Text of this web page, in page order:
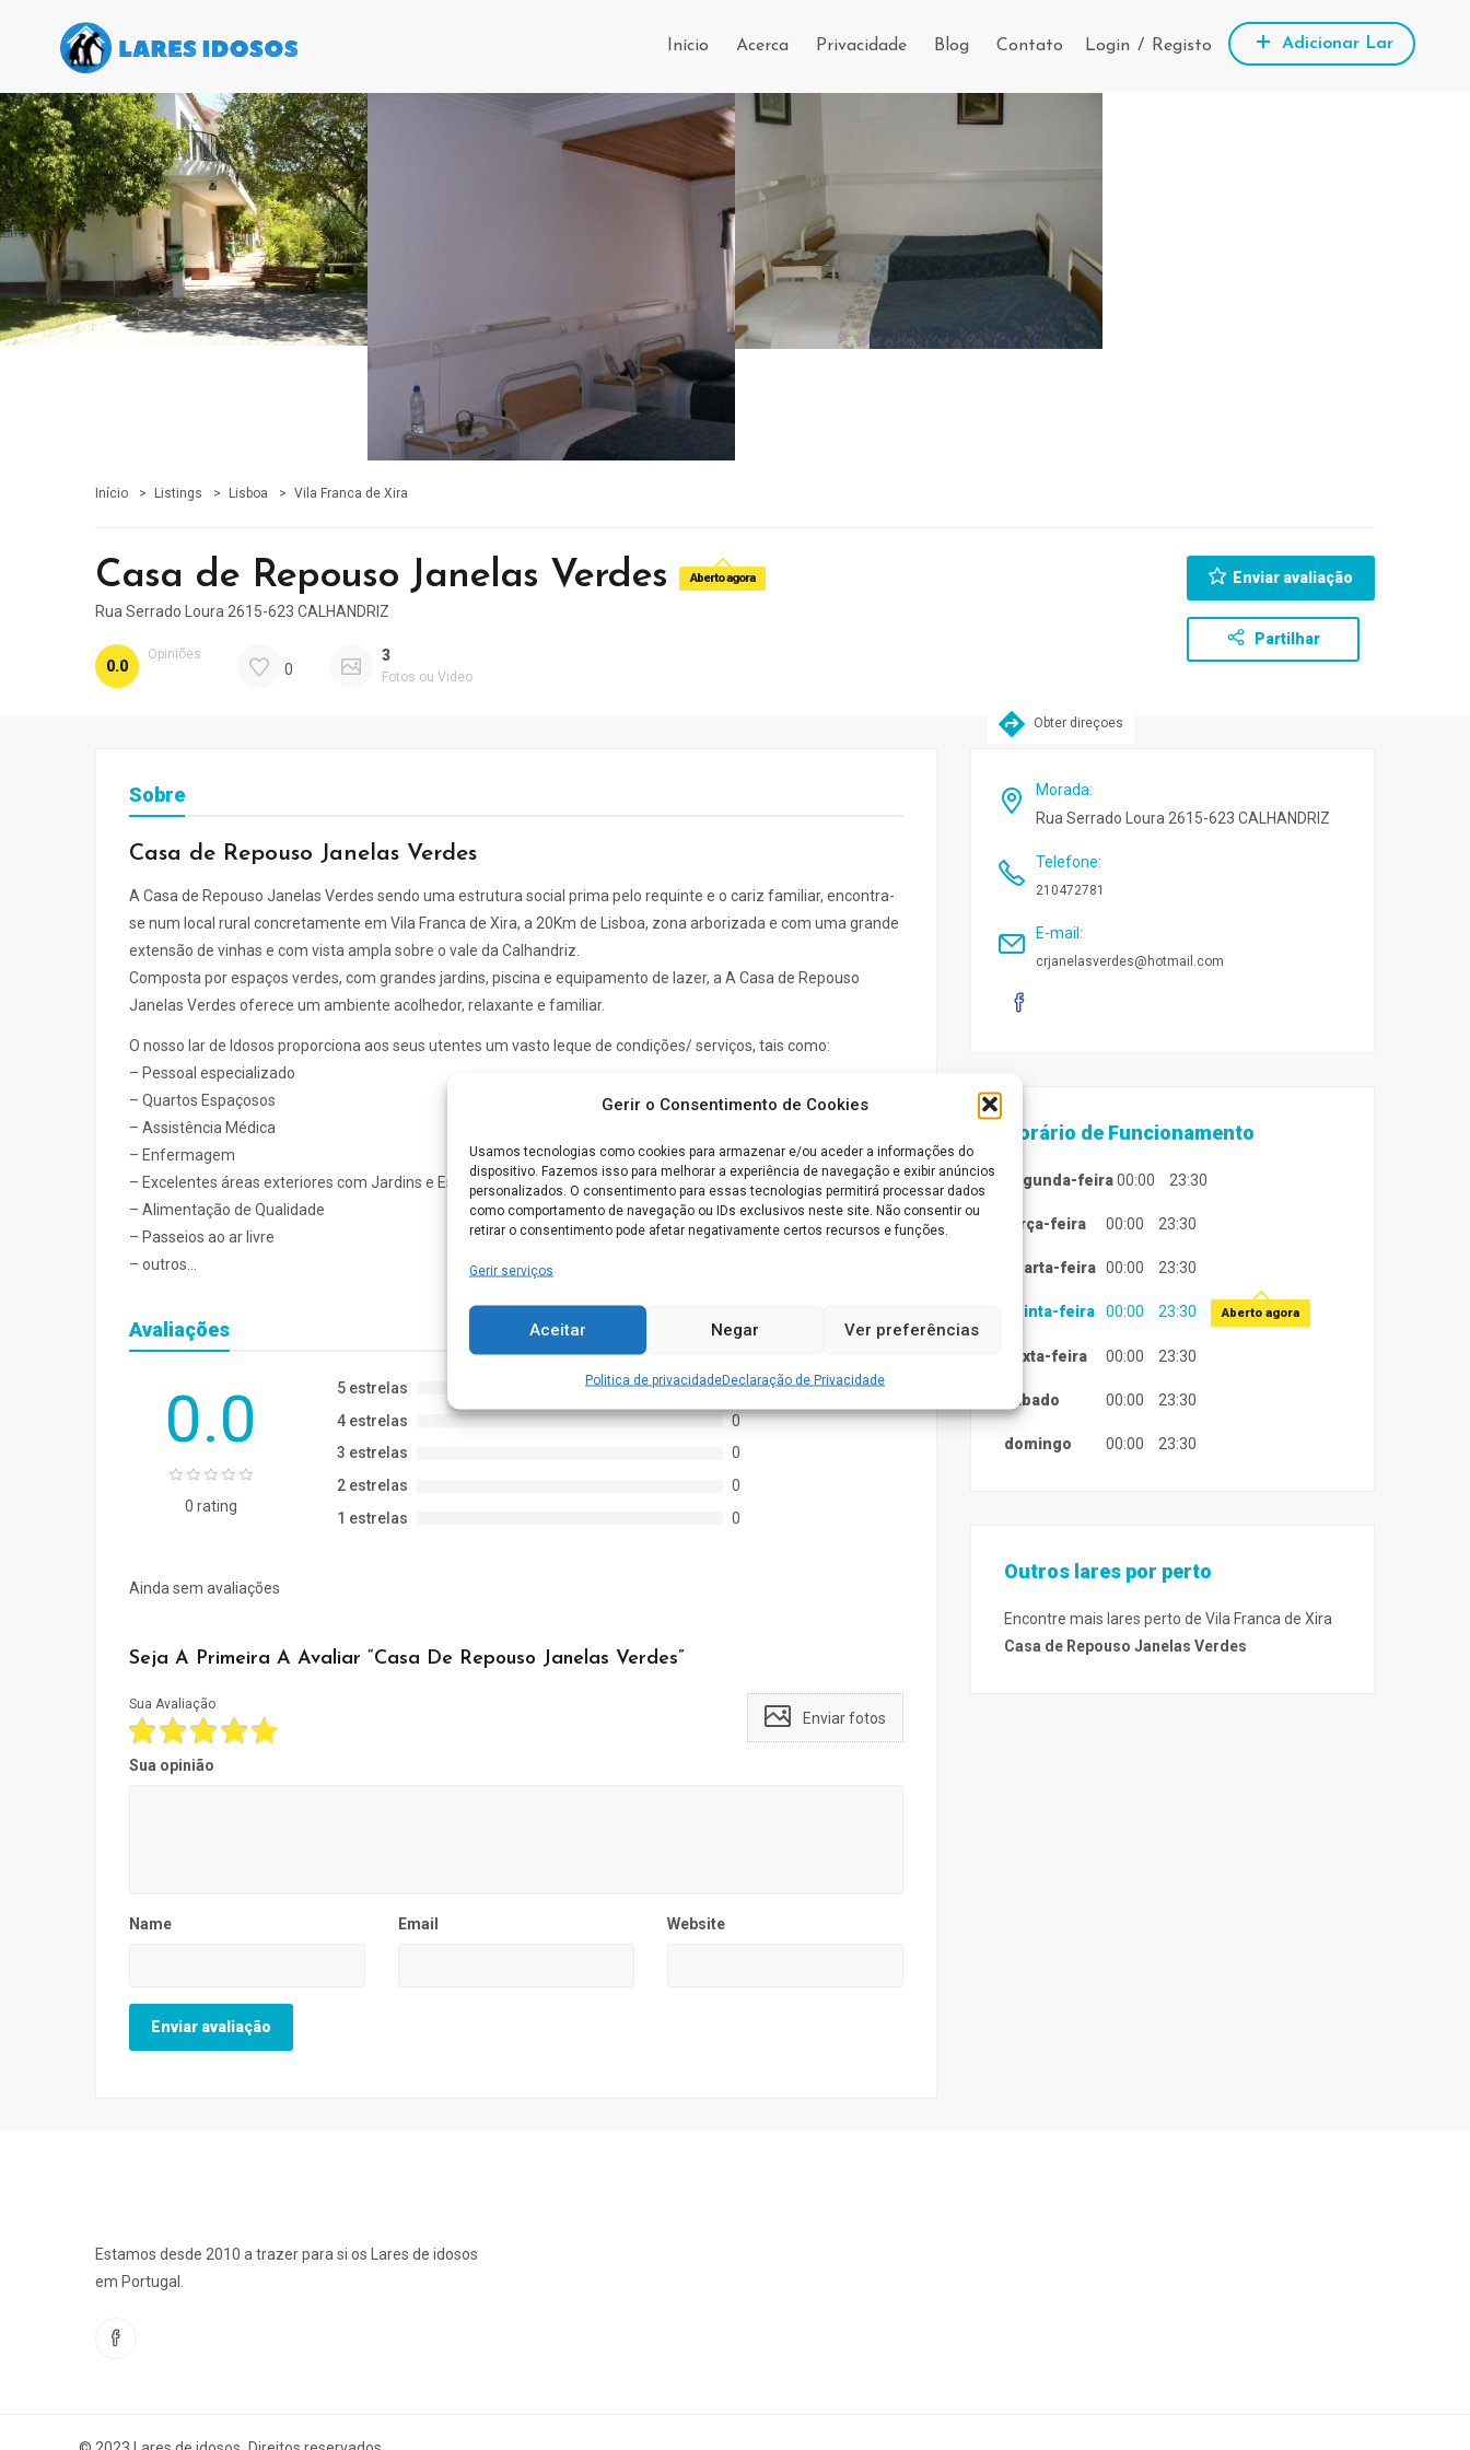
Gerir o Consentimento de Cookies
Usamos tecnologias como cookies para armazenar e/ou aceder a informações do
dispositivo. Fazemos isso para melhorar a experiência de navegação e exibir anúncios
personalizados. O consentimento para essas tecnologias permitirá processar dados
como comportamento de navegação ou IDs exclusivos neste site. Não consentir ou
retirar o consentimento pode afetar negativamente certos recursos e funções.
Gerir serviços
Aceitar Negar Ver preferências
Politica de privacidadeDeclaração de Privacidade
Início Acerca Privacidade Blog Contato Login / Registo Adicionar Lar
Início Listings Lisboa Vila Franca de Xira
Casa de Repouso Janelas Verdes Aberto agora
Rua Serrado Loura 2615-623 CALHANDRIZ
0.0
Opiniões
0
3
Fotos ou Video
Enviar avaliação
Partilhar
Sobre
Casa de Repouso Janelas Verdes
A Casa de Repouso Janelas Verdes sendo uma estrutura social prima pelo requinte e o cariz familiar, encontra-
se num local rural concretamente em Vila Franca de Xira, a 20Km de Lisboa, zona arborizada e com uma grande
extensão de vinhas e com vista ampla sobre o vale da Calhandriz.
Composta por espaços verdes, com grandes jardins, piscina e equipamento de lazer, a A Casa de Repouso
Janelas Verdes oferece um ambiente acolhedor, relaxante e familiar.
O nosso lar de Idosos proporciona aos seus utentes um vasto leque de condições/ serviços, tais como:
– Pessoal especializado
– Quartos Espaçosos
– Assistência Médica
– Enfermagem
– Excelentes áreas exteriores com Jardins e Esplanadas
– Alimentação de Qualidade
– Passeios ao ar livre
– outros…
Avaliações
0.0
0 rating
5 estrelas
0
4 estrelas
0
3 estrelas
0
2 estrelas
0
1 estrelas
0
Ainda sem avaliações
Seja A Primeira A Avaliar “Casa De Repouso Janelas Verdes”
Sua Avaliação
Enviar fotos
Sua opinião
Name Email Website
Obter direçoes
Morada:
Rua Serrado Loura 2615-623 CALHANDRIZ
Telefone:
210472781
E-mail :
crjanelasverdes@hotmail.com
Horário de Funcionamento
segunda-feira00:00 23:30
terça-feira 00:00 23:30
quarta-feira 00:00 23:30
quinta-feira 00:00 23:30 Aberto agora
sexta-feira 00:00 23:30
sábado 00:00 23:30
domingo 00:00 23:30
Outros lares por perto
Encontre mais lares perto de Vila Franca de Xira
Casa de Repouso Janelas Verdes
Estamos desde 2010 a trazer para si os Lares de idosos
em Portugal.